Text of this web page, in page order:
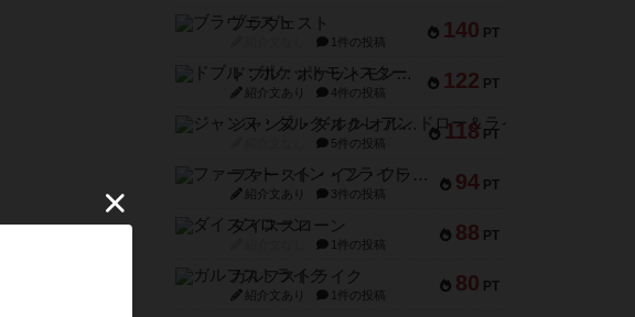
140 PT
ブラヴェスト
1件の投稿
122 PT
ドブル：ポケットモンスター
紹介文あり 4件の投稿
118 PT
ジャンヌ・ダルク-オルレアン ドロー＆ライト
5件の投稿
94 PT
ファースト・イン・フライト
紹介文あり 3件の投稿
88 PT
ダイススローン
1件の投稿
80 PT
ガルフストライク
紹介文あり 1件の投稿